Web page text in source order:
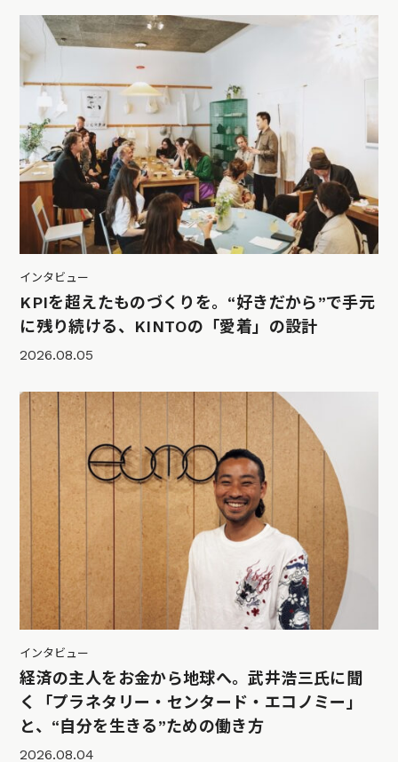
インタビュー
KPIを超えたものづくりを。“好きだから”で手元
に残り続ける、KINTOの「愛着」の設計
2026.08.05
インタビュー
経済の主人をお金から地球へ。武井浩三氏に聞
く「プラネタリー・センタード・エコノミー」
と、“自分を生きる”ための働き方
2026.08.04